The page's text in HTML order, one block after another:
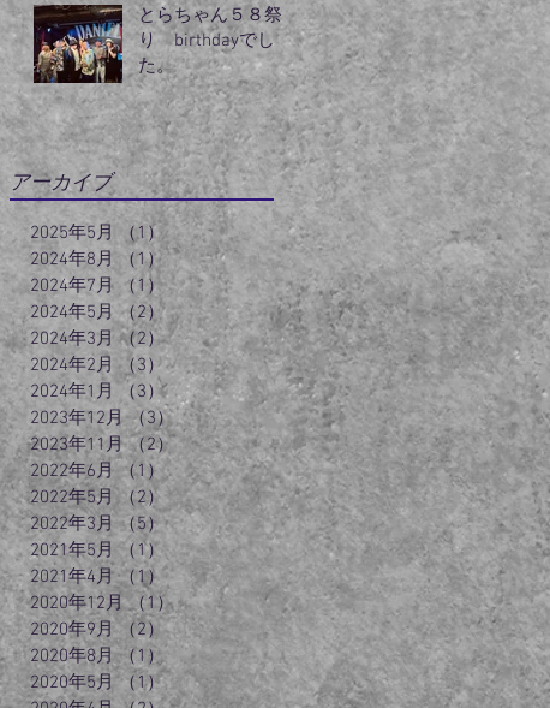
とらちゃん５８祭
り birthdayでし
た。
アーカイブ
2025年5月 （1） 1件の記事
2024年8月 （1） 1件の記事
2024年7月 （1）1件の記事
2024年5月 （2）2件の記事
2024年3月 （2）2件の記事
2024年2月 （3）3件の記事
2024年1月
（3）3件の記事
2023年12月 （3）3件の記事
2023年11月 （2）2件の記事
2022年6月 （1）1件の記事
2022年5月 （2） 2件の記事
2022年3月 （5） 5件の記事
2021年5月 （1） 1件の記事
2021年4月 （1）1件の記事
2020年12月 （1） 1件の記事
2020年9月 （2）2件の記事
2020年8月 （1） 1件の記事
2020年5月 （1）1件の記事